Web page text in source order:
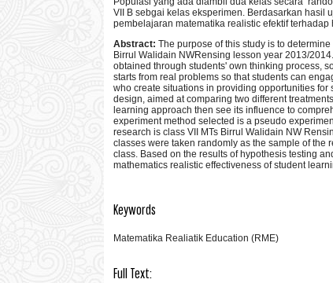
VII B sebgai kelas eksperimen. Berdasarkan
pembelajaran matematika realistic efektif
Abstract: The purpose of this study is to
Birrul Walidain NWRensing lesson year 2013/
obtained through students' own thinking process,
starts from real problems so that students can
who create situations in providing opportunities
design, aimed at comparing two different
learning approach then see its influence to
experiment method selected is a pseudo
research is class VII MTs Birrul Walidain NW
classes were taken randomly as the sample of the
class. Based on the results of hypothesis testing
mathematics realistic effectiveness of student
Keywords
Matematika Realiatik Education (RME)
Full Text: